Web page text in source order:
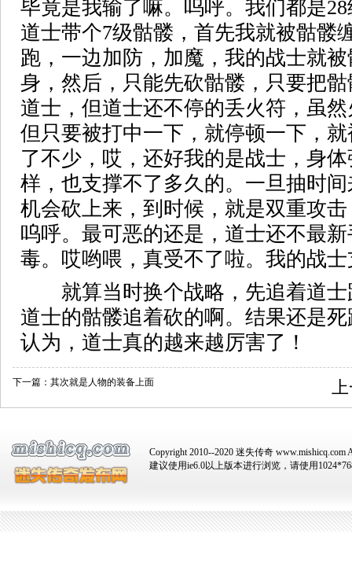
毕竟是我输了嘛。呜呼。我们都是
道士带个7级骷髅，首先我就被骷髅
跑，一边加防，加魔，我的战士就
身，然后，只能先砍骷髅，只要把
道士，但道士还不停的丢火符，虽
但只要被打中一下，就停顿一下，
了不少，哎，还好我的是战士，身
样，也支撑不了多久的。一旦抽时
机会砍上来，到时候，就是双重攻
呜呼。最可恶的还是，道士还不最
毒。哎哟喂，真受不了啦。我的战
就算当时换个战略，先追着道士
道士的骷髅追着砍的啊。结果还是
认为，道士真的越来越厉害了！
下一篇： 其次就是人物的装备上面
Copyright 2010--2020 迷失传奇 www.mishicq.com
建议使用ie6.0以上版本进行浏览，请使用